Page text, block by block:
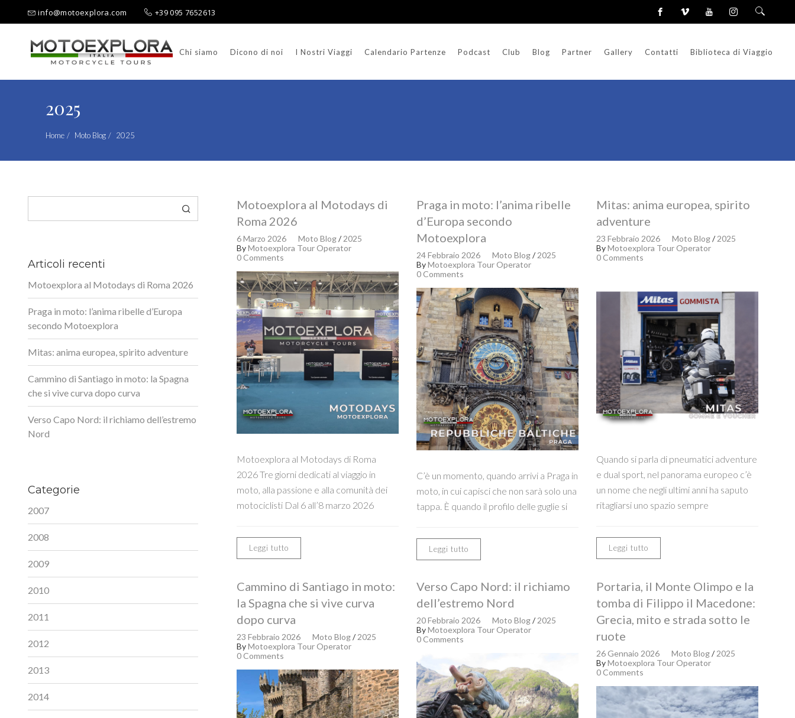
info@motoexplora.com +39 095 7652613
Chi siamo Dicono di noi I Nostri Viaggi Calendario Partenze Podcast Club Blog Partner Gallery Contatti Biblioteca di Viaggio
Ricerca per:
2025
Home Moto Blog 2025
Motoexplora al Motodays di
Roma 2026
6 Marzo 2026 Moto Blog/2025
ByMotoexplora Tour Operator
0 Comments
Motoexplora al Motodays di Roma
2026 Tre giorni dedicati al viaggio in
moto, alla passione e alla comunità dei
motociclisti Dal 6 all’8 marzo 2026
Leggi tutto
Praga in moto: l’anima ribelle
d’Europa secondo
Motoexplora
24 Febbraio 2026 Moto Blog/2025
ByMotoexplora Tour Operator
0 Comments
C’è un momento, quando arrivi a Praga in
moto, in cui capisci che non sarà solo una
tappa. È quando il profilo delle guglie si
Leggi tutto
Mitas: anima europea, spirito
adventure
23 Febbraio 2026 Moto Blog/2025
ByMotoexplora Tour Operator
0 Comments
Quando si parla di pneumatici adventure
e dual sport, nel panorama europeo c’è
un nome che negli ultimi anni ha saputo
ritagliarsi uno spazio sempre
Leggi tutto
Cammino di Santiago in moto:
la Spagna che si vive curva
dopo curva
23 Febbraio 2026 Moto Blog/2025
ByMotoexplora Tour Operator
0 Comments
Verso Capo Nord: il richiamo
dell’estremo Nord
20 Febbraio 2026 Moto Blog/2025
ByMotoexplora Tour Operator
0 Comments
Portaria, il Monte Olimpo e la
tomba di Filippo il Macedone:
Grecia, mito e strada sotto le
ruote
26 Gennaio 2026 Moto Blog/2025
ByMotoexplora Tour Operator
0 Comments
Articoli recenti
Motoexplora al Motodays di Roma 2026
Praga in moto: l’anima ribelle d’Europa
secondo Motoexplora
Mitas: anima europea, spirito adventure
Cammino di Santiago in moto: la Spagna
che si vive curva dopo curva
Verso Capo Nord: il richiamo dell’estremo
Nord
Categorie
2007
2008
2009
2010
2011
2012
2013
2014